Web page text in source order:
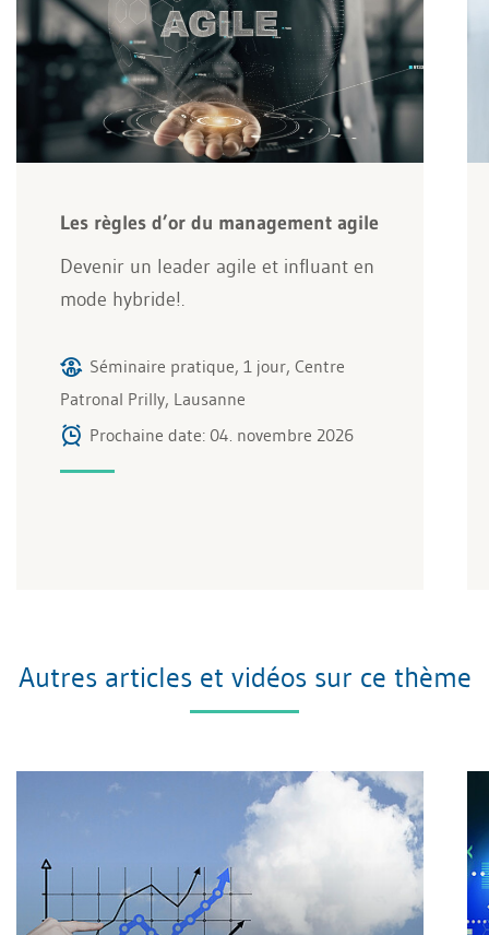
Les règles d’or du management agile
Devenir un leader agile et influant en
mode hybride!.
Séminaire pratique, 1 jour, Centre
Patronal Prilly, Lausanne
Prochaine date: 04. novembre 2026
Autres articles et vidéos sur ce thème